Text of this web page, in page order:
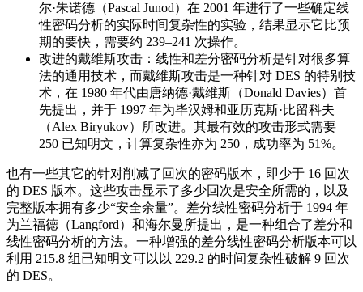
尔·朱诺德（Pascal Junod）在 2001 年进行了一些确定线
性密码分析的实际时间复杂性的实验，结果显示它比预
期的要快，需要约 239–241 次操作。
改进的戴维斯攻击：线性和差分密码分析是针对很多算
法的通用技术，而戴维斯攻击是一种针对 DES 的特别技
术，在 1980 年代由唐纳德·戴维斯（Donald Davies）首
先提出，并于 1997 年为毕汉姆和亚历克斯·比留科夫
（Alex Biryukov）所改进。其最有效的攻击形式需要
250 已知明文，计算复杂性亦为 250，成功率为 51%。
也有一些其它的针对削减了回次的密码版本，即少于 16 回次
的 DES 版本。这些攻击显示了多少回次是安全所需的，以及
完整版本拥有多少“安全余量”。差分线性密码分析于 1994 年
为兰福德（Langford）和海尔曼所提出，是一种组合了差分和
线性密码分析的方法。一种增强的差分线性密码分析版本可以
利用 215.8 组已知明文可以以 229.2 的时间复杂性破解 9 回次
的 DES。